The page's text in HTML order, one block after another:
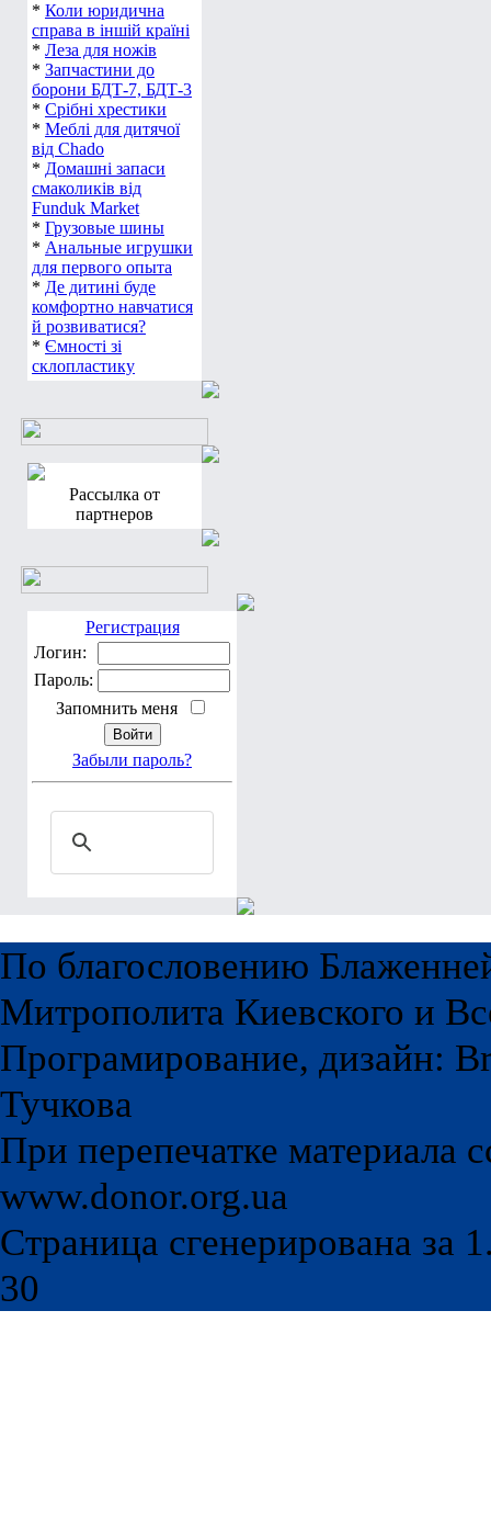
* Коли юридична
справа в іншій країні
* Леза для ножів
* Запчастини до
борони БДТ-7, БДТ-3
* Срібні хрестики
* Меблі для дитячої
від Chado
* Домашні запаси
смаколиків від
Funduk Market
* Грузовые шины
* Анальные игрушки
для первого опыта
* Де дитині буде
комфортно навчатися
й розвиватися?
* Ємності зі
склопластику
Рассылка от
партнеров
Регистрация
Логин:
Пароль:
Запомнить меня
Забыли пароль?
По благословению
Митрополита Киевского и
Програмирование, дизайн:
Тучкова
При перепечатке материала
www.donor.org.ua
Страница сгенерирована за
30